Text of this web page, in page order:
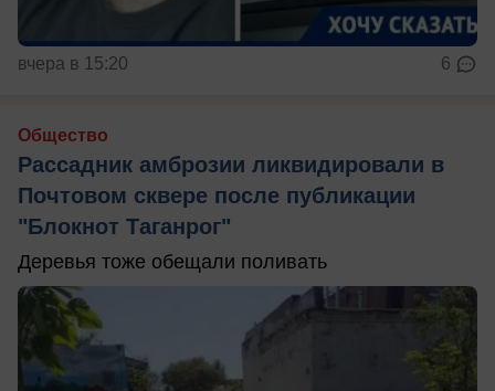
вчера в 15:20 6
Общество
Рассадник амброзии ликвидировали в
Почтовом сквере после публикации
"Блокнот Таганрог"
Деревья тоже обещали поливать